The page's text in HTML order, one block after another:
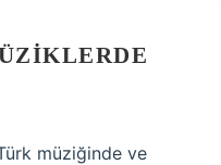
müziğinde ve